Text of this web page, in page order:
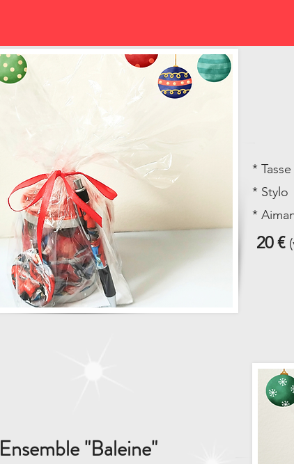
* Tasse
* Stylo
*
20 €
Ensemble "Baleine"